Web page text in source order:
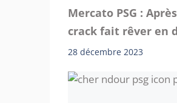
Mercato PSG :
crack fait rêver en
28 décembre 2023